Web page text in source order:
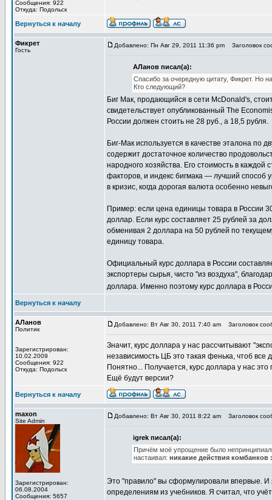
Сообщения: 922
Откуда: Подольск
Вернуться к началу
Фикрет
Гость
Добавлено: Пн Авг 29, 2011 11:36 pm Заголовок
АЛанов писал(а):
Спасибо за очередную цитату, Фикрет. Но
Кто следующий?
Биг Мак, продающийся в сети McDonald's,
свидетельствует опубликованный The
России должен стоить не 28 руб., а 18,5 рубля.
Биг-Мак используется в качестве эталона по
содержит достаточное количество
народного хозяйства. Его стоимость в
факторов, и индекс бигмака — лучший способ
в кризис, когда дорогая валюта особенно
Пример: если цена единицы товара в России
доллар. Если курс составляет 25 рублей за
обменивая 2 доллара на 50 рублей по
единицу товара.
Официальный курс доллара в России
экспортеры сырья, чисто "из воздуха",
доллара. Именно поэтому курс доллара в
Вернуться к началу
АЛанов
Политик
Зарегистрирован:
10.02.2009
Сообщения: 922
Откуда: Подольск
Добавлено: Вт Авг 30, 2011 7:40 am Заголовок
Значит, курс доллара у нас рассчитывают
независимость ЦБ это такая фенька, чтоб все
Понятно... Получается, курс доллара у нас это
Ещё будут версии?
Вернуться к началу
maxon
Site Admin
Зарегистрирован:
06.08.2004
Сообщения: 5657
Добавлено: Вт Авг 30, 2011 8:22 am Заголовок
igrek писал(а):
Причём моё упрощение было
настаивал: никакие действия комбанков
Это "правило" вы сформулировали впервые. И
определениям из учебников. Я считал, что